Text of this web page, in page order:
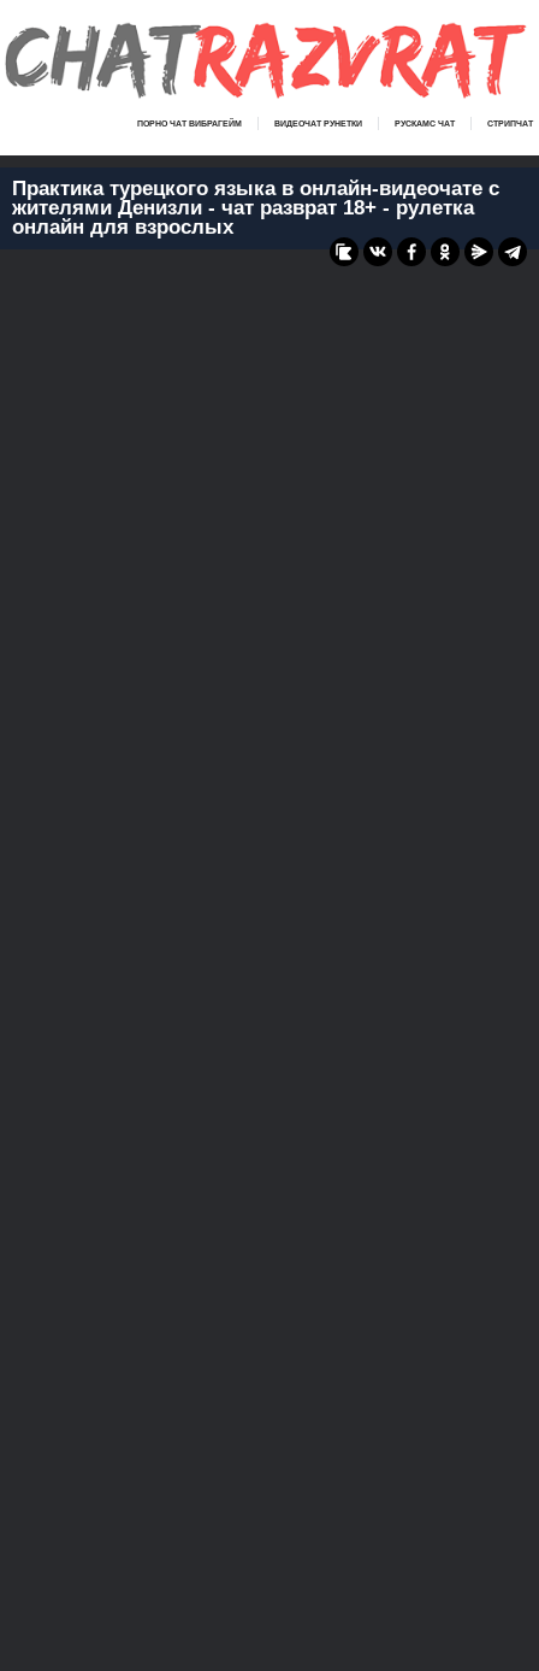
ПОРНО ЧАТ ВИБРАГЕЙМ ВИДЕОЧАТ РУНЕТКИ РУСКАМС ЧАТ СТРИПЧАТ
Практика турецкого языка в онлайн-видеочате с
жителями Денизли - чат разврат 18+ - рулетка
онлайн для взрослых